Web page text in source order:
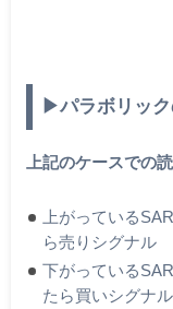
▶︎パラボリッ
上記のケースでの
上がっている
ら売りシグナル
下がっている
たら買いシグナル